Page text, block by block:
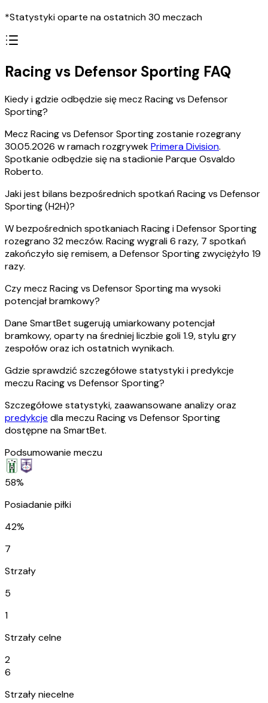
*Statystyki oparte na ostatnich 30 meczach
Racing vs Defensor Sporting FAQ
Kiedy i gdzie odbędzie się mecz Racing vs Defensor
Sporting?
Mecz Racing vs Defensor Sporting zostanie rozegrany
30.05.2026 w ramach rozgrywekPrimera Division.
Spotkanie odbędzie się na stadionie Parque Osvaldo
Roberto.
Jaki jest bilans bezpośrednich spotkań Racing vs Defensor
Sporting (H2H)?
W bezpośrednich spotkaniach Racing i Defensor Sporting
rozegrano 32 meczów. Racing wygrali 6 razy, 7 spotkań
zakończyło się remisem, a Defensor Sporting zwyciężyło 19
razy.
Czy mecz Racing vs Defensor Sporting ma wysoki
potencjał bramkowy?
Dane SmartBet sugerują umiarkowany potencjał
bramkowy, oparty na średniej liczbie goli 1.9, stylu gry
zespołów oraz ich ostatnich wynikach.
Gdzie sprawdzić szczegółowe statystyki i predykcje
meczu Racing vs Defensor Sporting?
Szczegółowe statystyki, zaawansowane analizy oraz
predykcje dla meczu Racing vs Defensor Sporting
dostępne na SmartBet.
Podsumowanie meczu
58%
Posiadanie piłki
42%
7
Strzały
5
1
Strzały celne
2
6
Strzały niecelne